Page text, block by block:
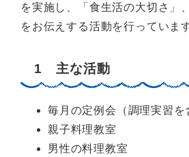
を実施し、「食生活の大切さ」
をお伝えする活動を行っています
1 主な活動
毎月の定例会（調理実習を
親子料理教室
男性の料理教室